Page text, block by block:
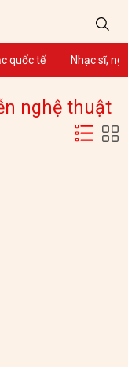
quốc tế Nhạc sĩ,
nghệ thuật